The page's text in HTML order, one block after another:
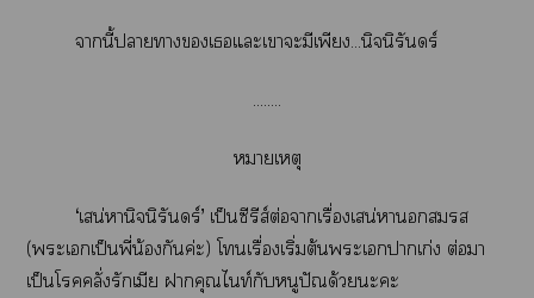
านี้าาเแะเาะมีเพียง...นิจนิรันดร์
........
หมายเหตุ
‘เสน่หานิจนิรันดร์’ เป็นซีรีส์ต่อาเรื่องเสน่หา
(ะเเป็นพี่น้องกันค่ะ) โทนเรื่องเริ่มต้นะเาเก่ง ต่อมา
เป็นโคลั่งรักเมีย าคุณไท์กับหนูปัณด้วยะะ